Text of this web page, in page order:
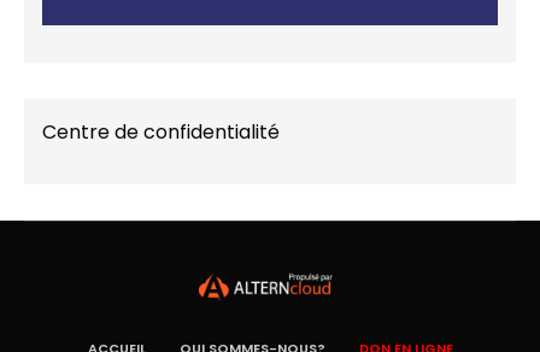
Centre de confidentialité